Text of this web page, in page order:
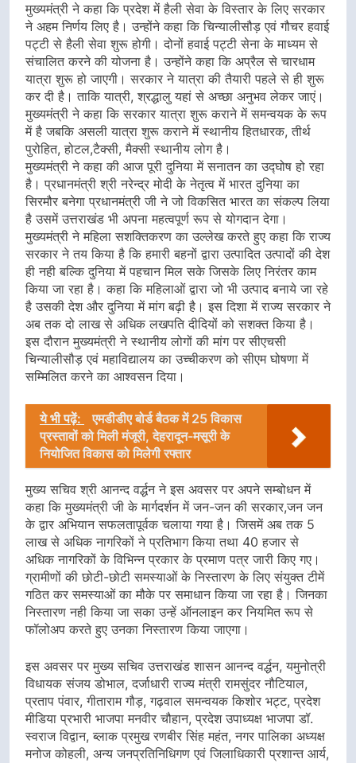
मुख्यमंत्री ने कहा कि प्रदेश में हैली सेवा के विस्तार के लिए सरकार
ने अहम निर्णय लिए है। उन्होंने कहा कि चिन्यालीसौड़ एवं गौचर हवाई
पट्टी से हैली सेवा शुरू होगी। दोनों हवाई पट्टी सेना के माध्यम से
संचालित करने की योजना है। उन्होंने कहा कि अप्रैल से चारधाम
यात्रा शुरू हो जाएगी। सरकार ने यात्रा की तैयारी पहले से ही शुरू
कर दी है। ताकि यात्री, श्रद्धालु यहां से अच्छा अनुभव लेकर जाएं।
मुख्यमंत्री ने कहा कि सरकार यात्रा शुरू कराने में समन्वयक के रूप
में है जबकि असली यात्रा शुरू कराने में स्थानीय हितधारक, तीर्थ
पुरोहित, होटल,टैक्सी, मैक्सी स्थानीय लोग है।
मुख्यमंत्री ने कहा की आज पूरी दुनिया में सनातन का उद्घोष हो रहा
है। प्रधानमंत्री श्री नरेन्द्र मोदी के नेतृत्व में भारत दुनिया का
सिरमौर बनेगा प्रधानमंत्री जी ने जो विकसित भारत का संकल्प लिया
है उसमें उत्तराखंड भी अपना महत्वपूर्ण रूप से योगदान देगा।
मुख्यमंत्री ने महिला सशक्तिकरण का उल्लेख करते हुए कहा कि राज्य
सरकार ने तय किया है कि हमारी बहनों द्वारा उत्पादित उत्पादों की देश
ही नही बल्कि दुनिया में पहचान मिल सके जिसके लिए निरंतर काम
किया जा रहा है। कहा कि महिलाओं द्वारा जो भी उत्पाद बनाये जा रहे
है उसकी देश और दुनिया में मांग बढ़ी है। इस दिशा में राज्य सरकार ने
अब तक दो लाख से अधिक लखपति दीदियों को सशक्त किया है।
इस दौरान मुख्यमंत्री ने स्थानीय लोगों की मांग पर सीएचसी
चिन्यालीसौड़ एवं महाविद्यालय का उच्चीकरण को सीएम घोषणा में
सम्मिलित करने का आश्वसन दिया।
ये भी पढ़ें:
एमडीडीए बोर्ड बैठक में 25 विकास
प्रस्तावों को मिली मंजूरी, देहरादून-मसूरी के
नियोजित विकास को मिलेगी रफ्तार
मुख्य सचिव श्री आनन्द वर्द्धन ने इस अवसर पर अपने सम्बोधन में
कहा कि मुख्यमंत्री जी के मार्गदर्शन में जन-जन की सरकार,जन जन
के द्वार अभियान सफलतापूर्वक चलाया गया है। जिसमें अब तक 5
लाख से अधिक नागरिकों ने प्रतिभाग किया तथा 40 हजार से
अधिक नागरिकों के विभिन्न प्रकार के प्रमाण पत्र जारी किए गए।
ग्रामीणों की छोटी-छोटी समस्याओं के निस्तारण के लिए संयुक्त टीमें
गठित कर समस्याओं का मौके पर समाधान किया जा रहा है। जिनका
निस्तारण नही किया जा सका उन्हें ऑनलाइन कर नियमित रूप से
फॉलोअप करते हुए उनका निस्तारण किया जाएगा।
इस अवसर पर मुख्य सचिव उत्तराखंड शासन आनन्द वर्द्धन, यमुनोत्री
विधायक संजय डोभाल, दर्जाधारी राज्य मंत्री रामसुंदर नौटियाल,
प्रताप पंवार, गीताराम गौड़, गढ़वाल समन्वयक किशोर भट्ट, प्रदेश
मीडिया प्रभारी भाजपा मनवीर चौहान, प्रदेश उपाध्यक्ष भाजपा डॉ.
स्वराज विद्वान, ब्लाक प्रमुख रणबीर सिंह महंत, नगर पालिका अध्यक्ष
मनोज कोहली, अन्य जनप्रतिनिधिगण एवं जिलाधिकारी प्रशान्त आर्य,